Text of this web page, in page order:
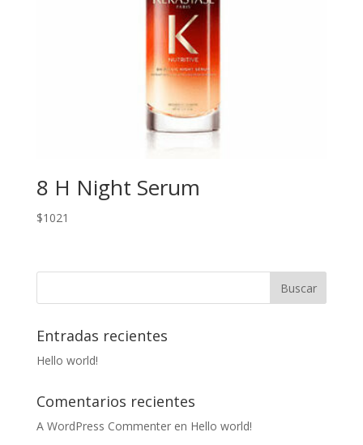
8 H Night Serum
$1021
Entradas recientes
Hello world!
Comentarios recientes
A WordPress Commenteren Hello world!